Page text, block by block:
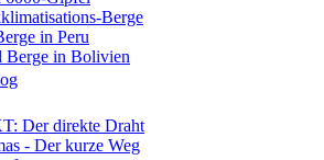
Berge
in Peru
Berge in Bolivien
Der direkte Draht
- Der kurze Weg